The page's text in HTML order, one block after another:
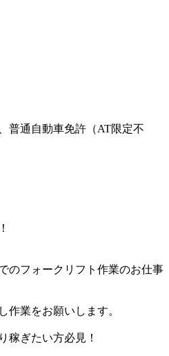
普通自動車免許（AT限定不
のフォークリフト作業のお仕事
作業をお願いします。
稼ぎたい方必見！